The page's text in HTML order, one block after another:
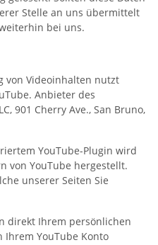
Stelle an uns übermittelt
bei uns.
von Videoinhalten nutzt
Anbieter des
901 Cherry Ave., San Bruno,
YouTube-Plugin wird
von YouTube hergestellt.
unserer Seiten Sie
direkt Ihrem persönlichen
Ihrem YouTube Konto